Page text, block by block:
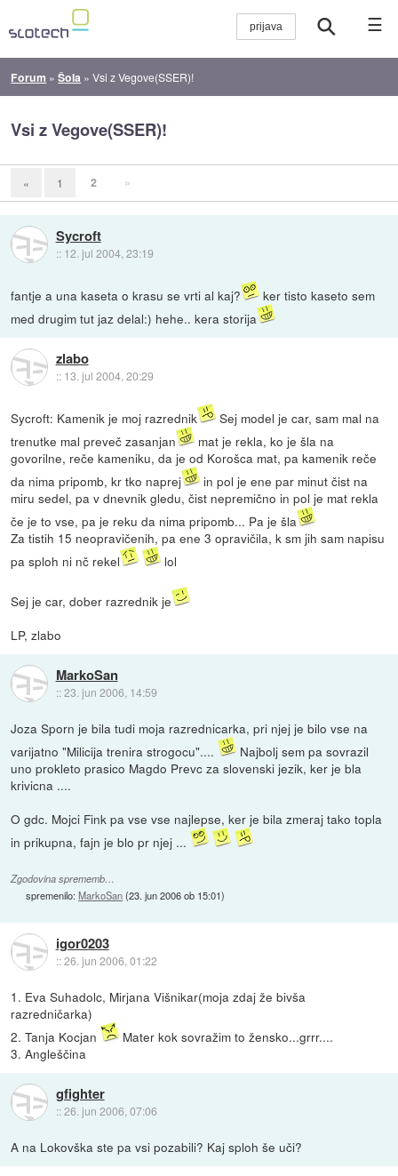
☰
Forum »Šola »Vsi z Vegove(SSER)!
Vsi z Vegove(SSER)!
« 1 2 »
Sycroft
:: 12. jul 2004, 23:19
fantje a una kaseta o krasu se vrti al kaj?
ker tisto kaseto sem
med drugim tut jaz delal:) hehe.. kera storija
zlabo
:: 13. jul 2004, 20:29
Sycroft: Kamenik je moj razrednik
Sej model je car, sam mal na
trenutke mal preveč zasanjan
mat je rekla, ko je šla na
govorilne, reče kameniku, da je od Korošca mat, pa kamenik reče
da nima pripomb, kr tko naprej
in pol je ene par minut čist na
miru sedel, pa v dnevnik gledu, čist nepremično in pol je mat rekla
če je to vse, pa je reku da nima pripomb... Pa je šla
Za tistih 15 neopravičenih, pa ene 3 opravičila, k sm jih sam napisu
pa sploh ni nč rekel
lol
Sej je car, dober razrednik je
LP, zlabo
MarkoSan
::23. jun 2006, 14:59
Joza Sporn je bila tudi moja razrednicarka, pri njej je bilo vse na
varijatno "Milicija trenira strogocu"....
Najbolj sem pa sovrazil
uno prokleto prasico Magdo Prevc za slovenski jezik, ker je bla
krivicna ....
O gdc. Mojci Fink pa vse vse najlepse, ker je bila zmeraj tako topla
in prikupna, fajn je blo pr njej ...
Zgodovina sprememb…
spremenilo:MarkoSan(23. jun 2006 ob 15:01)
igor0203
::26. jun 2006, 01:22
1. Eva Suhadolc, Mirjana Višnikar(moja zdaj že bivša
razredničarka)
2. Tanja Kocjan
Mater kok sovražim to žensko...grrr....
3. Angleščina
gfighter
::26. jun 2006, 07:06
A na Lokovška ste pa vsi pozabili? Kaj sploh še uči?